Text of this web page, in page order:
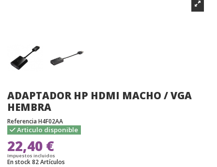
ADAPTADOR HP HDMI MACHO / VGA
HEMBRA
Referencia H4F02AA
Articulo disponible
22,40 €
Impuestos incluidos
En stock82 Artículos